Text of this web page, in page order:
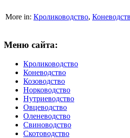
More in: Кролиководство,
Меню сайта:
Кролиководство
Коневодство
Козоводство
Норководство
Нутриеводство
Овцеводство
Оленеводство
Свиноводство
Скотоводство